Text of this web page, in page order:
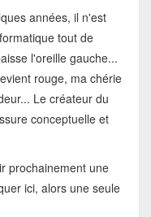
années, il n'est
tout de
l'oreille gauche...
rouge, ma chérie
Le créateur du
conceptuelle et
prochainement une
ici, alors une seule